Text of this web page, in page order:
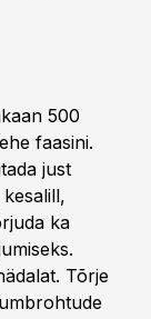
500
faasini.
just
ka
Tõrje